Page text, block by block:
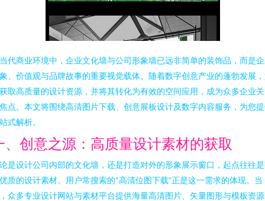
代商业环境中，企业文化墙与公司形象墙已远非简单的装饰品，而是
、价值观与品牌故事的重要视觉载体。随着数字创意产业的蓬勃发展
取高质量的设计资源，并将其转化为有效的空间应用，成为众多企业
点。本文将围绕高清图片下载、创意展板设计及数字内容服务，为您
式解析。
、创意之源：高质量设计素材的获取
是设计公司内部的文化墙，还是打造对外的形象展示窗口，起点往往
质的设计素材。用户常搜索的“高清位图下载”正是这一需求的体现。当
众多专业设计网站与素材平台提供海量高清图片、矢量图形与模板资